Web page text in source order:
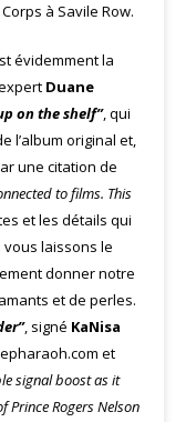
à Savile Row.
évidemment la
Duane
on the shelf”, qui
l’album original et,
une citation de
to films. This
et les détails qui
laissons le
donner notre
et de perles.
, signé KaNisa
et
signal boost as it
Prince Rogers Nelson